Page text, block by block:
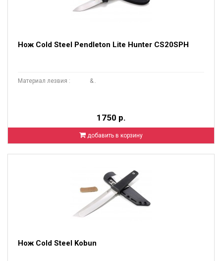
Нож Cold Steel Pendleton Lite Hunter CS20SPH
Материал лезвия : &..
1750 р.
добавить в корзину
Нож Cold Steel Kobun